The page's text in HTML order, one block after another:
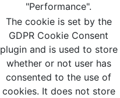
"Performance".
The cookie is set by the
GDPR Cookie Consent
plugin and is used to store
whether or not user has
consented to the use of
cookies. It does not store